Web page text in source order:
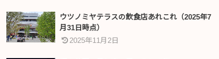
ウツノミヤテラスの飲食店あれこれ（2025年7
月31日時点）
2025年11月2日